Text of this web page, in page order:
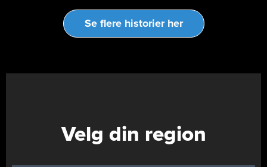
Se flere historier her
Velg din region